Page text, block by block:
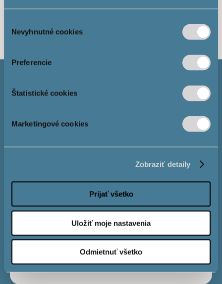
súhlasu
Nevyhnutné cookies
Preferencie
Štatistické cookies
Marketingové cookies
Zobraziť detaily
Prijať všetko
Uložiť moje nastavenia
Odmietnuť všetko
hypotéky
4,0 %
splatnosti